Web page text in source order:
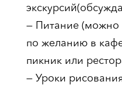
— Питание (можно
по желанию в
пикник или
— Уроки